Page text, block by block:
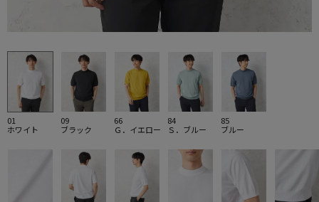
01
ホワイト
09
ブラック
66
Ｇ．イエロー
84
Ｓ．ブルー
85
ブルー